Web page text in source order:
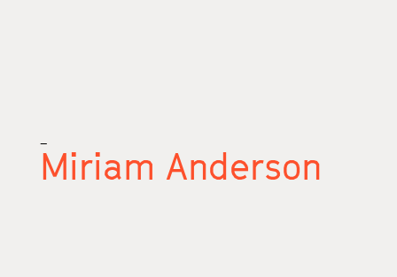
_
Miriam Anderson